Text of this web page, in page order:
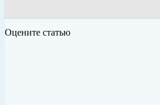
Оцените статью